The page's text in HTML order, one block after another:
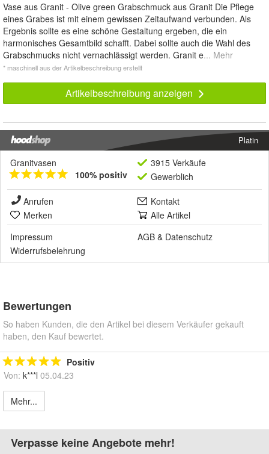
Vase aus Granit - Olive green Grabschmuck aus Granit Die Pflege
eines Grabes ist mit einem gewissen Zeitaufwand verbunden. Als
Ergebnis sollte es eine schöne Gestaltung ergeben, die ein
harmonisches Gesamtbild schafft. Dabei sollte auch die Wahl des
Grabschmucks nicht vernachlässigt werden. Granit e... Mehr
* maschinell aus der Artikelbeschreibung erstellt
Artikelbeschreibung anzeigen
Platin
Granitvasen
100% positiv
3915 Verkäufe
Gewerblich
Anrufen
Kontakt
Merken
Alle Artikel
Impressum
AGB & Datenschutz
Widerrufsbelehrung
Bewertungen
So haben Kunden, die den Artikel bei diesem Verkäufer gekauft
haben, den Kauf bewertet.
Positiv
Von: k***l 05.04.23
Mehr...
Verpasse keine Angebote mehr!